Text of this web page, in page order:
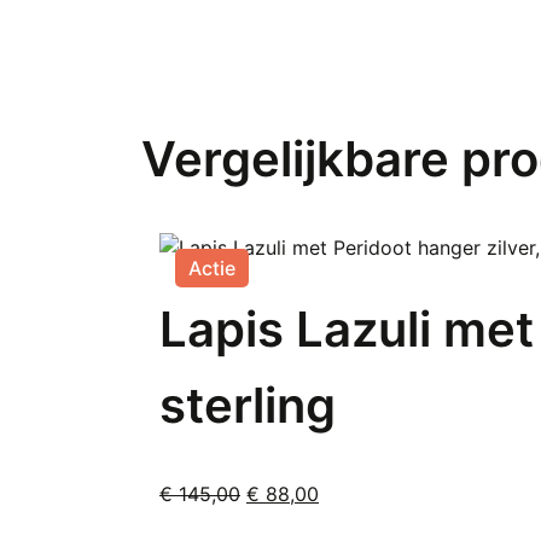
Vergelijkbare
Actie
Lapis Lazuli
sterling
€145,00 Oorspronkelijke
€ 88,00